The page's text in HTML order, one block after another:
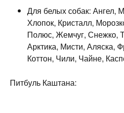
Для белых собак: Ангел,
Хлопок, Кристалл,
Полюс, Жемчуг, Снежко,
Арктика, Мисти, Аляска,
Коттон, Чили, Чайне,
Питбуль Каштана: